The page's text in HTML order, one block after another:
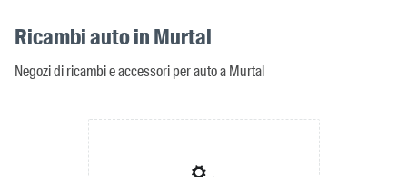
Ricambi auto in Murtal
Negozi di ricambi e accessori per auto a Murtal